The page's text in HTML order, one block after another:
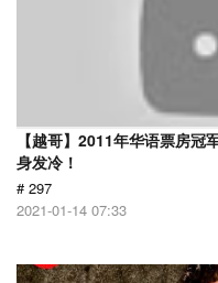
【越哥】2011年华语票房
身发冷！
# 297
2021-01-14 07:33